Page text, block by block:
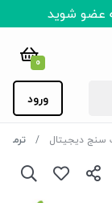
عضو شوید
0
ورود
دیجیتال